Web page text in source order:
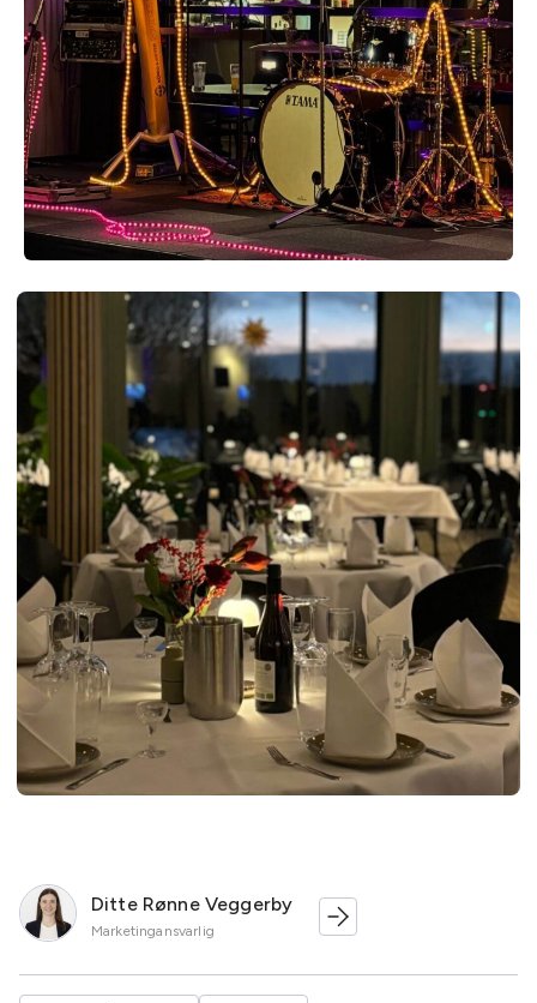
Ditte Rønne Veggerby
Marketingansvarlig